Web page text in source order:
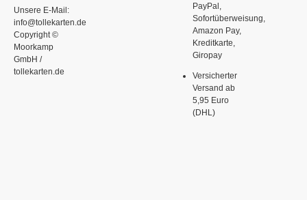
Unsere E-Mail:
info@tollekarten.de
Copyright ©
Moorkamp
GmbH /
tollekarten.de
PayPal,
Sofortüberweisung,
Amazon Pay,
Kreditkarte,
Giropay
Versicherter
Versand ab
5,95 Euro
(DHL)